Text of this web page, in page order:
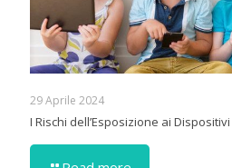
29 Aprile 2024
I Rischi dell’Esposizione ai